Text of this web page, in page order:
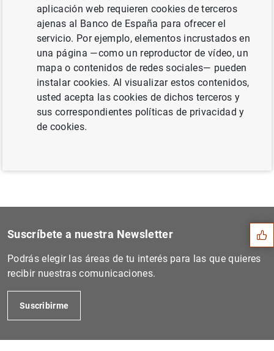
junio 2012 (235KB)
Anterior
Siguiente
Resultados de la encuesta s...
Sugerencias
Suscríbete a nuestra Newsletter
Podrás elegir las áreas de tu interés para las que quieres
recibir nuestras comunicaciones.
Suscribirme
aplicación web requieren cookies de terceros
ajenas al Banco de España para ofrecer el
servicio. Por ejemplo, elementos incrustados en
una página —como un reproductor de vídeo, un
mapa o contenidos de redes sociales— pueden
instalar cookies. Al visualizar estos contenidos,
usted acepta las cookies de dichos terceros y
sus correspondientes políticas de privacidad y
de cookies.